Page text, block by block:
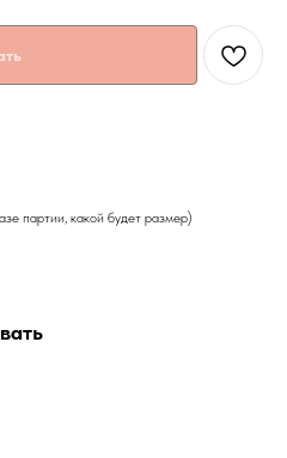
партии, какой будет размер)